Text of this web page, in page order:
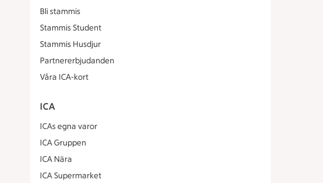
Bli stammis
Stammis Student
Stammis Husdjur
Partnererbjudanden
Våra ICA-kort
ICA
ICAs egna varor
ICA Gruppen
ICA Nära
ICA Supermarket